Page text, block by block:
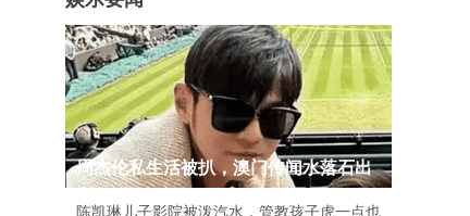
周杰伦私生活被扒，澳门传闻水落石出
陈凯琳儿子影院被泼汽水，管教孩子虎一点也